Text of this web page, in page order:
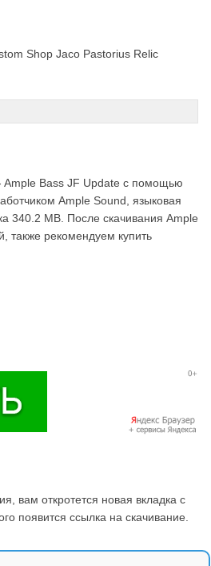
Shop Jaco Pastorius Relic
Ample Bass JF Update с помощью
Ample Sound, языковая
340.2 MB. После скачивания Ample
также рекомендуем купить
вам откротется новая вкладка с
появится ссылка на скачивание.